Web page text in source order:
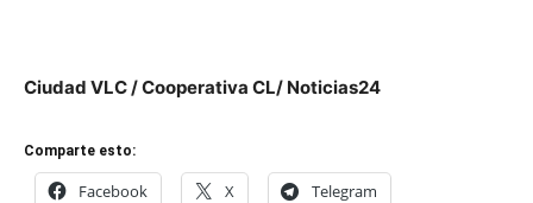
Ciudad VLC / Cooperativa CL/ Noticias24
Comparte esto:
Facebook X Telegram